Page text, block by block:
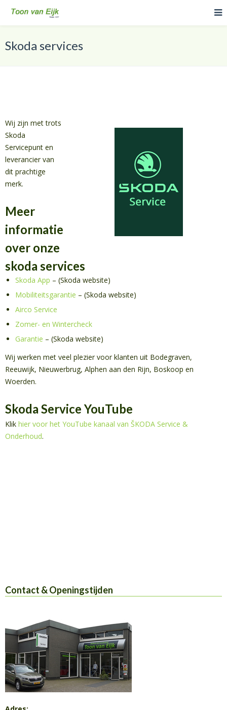
Skoda services
Wij zijn met trots
Skoda
Servicepunt en
leverancier van
dit prachtige
merk.
Meer
informatie
over onze
skoda services
Skoda App – (Skoda website)
Mobiliteitsgarantie – (Skoda website)
Airco Service
Zomer- en Wintercheck
Garantie – (Skoda website)
Wij werken met veel plezier voor klanten uit Bodegraven,
Reeuwijk, Nieuwerbrug, Alphen aan den Rijn, Boskoop en
Woerden.
Skoda Service YouTube
Klik hier voor het YouTube kanaal van ŠKODA Service &
Onderhoud.
Contact & Openingstijden